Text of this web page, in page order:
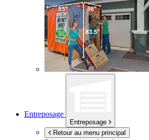
Entreposage
Entreposage
Retour au menu principal